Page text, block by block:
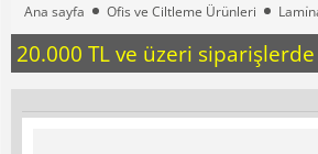
Ana sayfa Ofis ve Ciltleme Ürünleri
20.000 TL ve üzeri siparişlerde